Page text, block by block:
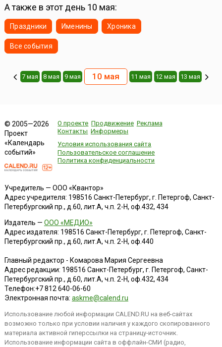
А также в этот день 10 мая:
Праздники Именины Хроника
Все события
7 мая 8 мая 9 мая 10 мая 11 мая 12 мая 13 мая
© 2005—2026
Проект
«Календарь
событий»
О проекте Продвижение Реклама
Контакты Информеры
Условия использования сайта
Пользовательское соглашение
Политика конфиденциальности
Учредитель — ООО «Квантор»
Адрес учредителя: 198516 Санкт-Петербург, г. Петергоф, Санкт-
Петербургский пр., д.60, лит.А, ч.п. 2-Н, оф.432, 434
Издатель — ООО «МЕДИО»
Адрес издателя: 198516 Санкт-Петербург, г. Петергоф, Санкт-
Петербургский пр., д.60, лит.А, ч.п. 2-Н, оф.440
Главный редактор - Комарова Мария Сергеевна
Адрес редакции: 198516 Санкт-Петербург, г. Петергоф, Санкт-
Петербургский пр., д.60, лит.А, ч.п. 2-Н, оф.432, 434
Телефон:+7 812 640-06-60
Электронная почта: askme@calend.ru
Использование любой информации CALEND.RU на веб-сайтах
возможно только при условии наличия у каждого скопированного
материала активной гиперссылки на страницу-источник.
Использование информации сайта в оффлайн-СМИ (радио,